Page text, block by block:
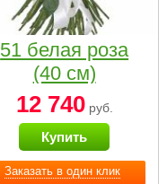
Заказать в один клик
51 белая роза
(40 см)
12 740руб.
Купить